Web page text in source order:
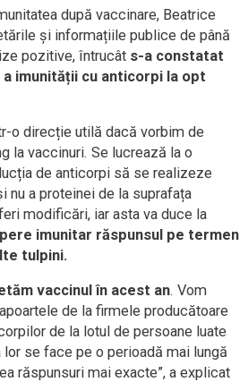
după vaccinare, Beatrice
și informațiile publice de până
pozitive, întrucât s-a constatat
imunității cu anticorpi la opt
o direcție utilă dacă vorbim de
la vaccinuri. Se lucrează la o
de anticorpi să se realizeze
nu a proteinei de la suprafața
modificări, iar asta va duce la
imunitar răspunsul pe termen
tulpini.
vaccinul în acest an. Vom
de la firmele producătoare
de la lotul de persoane luate
se face pe o perioadă mai lungă
răspunsuri mai exacte”, a explicat